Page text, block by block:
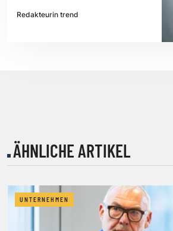
Redakteurin trend
ÄHNLICHE ARTIKEL
UNTERNEHMEN